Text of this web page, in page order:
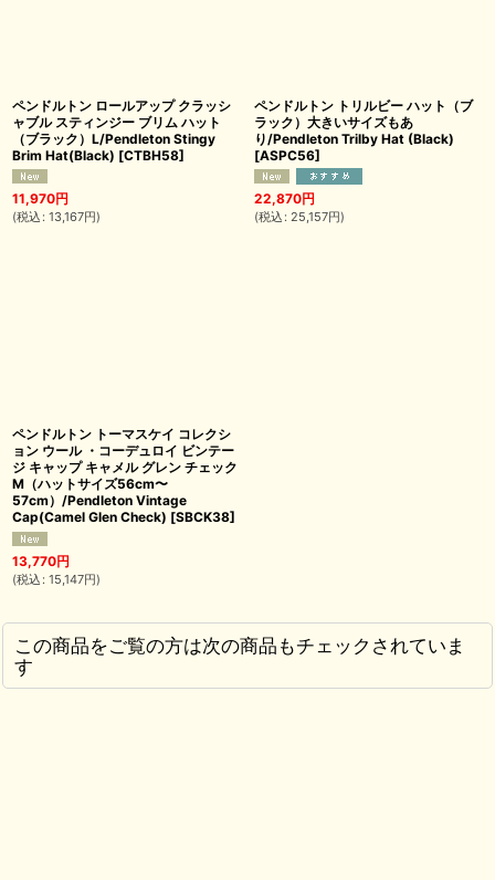
ペンドルトン ロールアップ クラッシ
ャブル スティンジー ブリム ハット
（ブラック）L/Pendleton Stingy
Brim Hat(Black) [CTBH58]
11,970円
(税込 : 13,167円)
ペンドルトン トリルビー ハット（ブ
ラック）大きいサイズもあ
り/Pendleton Trilby Hat (Black)
[ASPC56]
22,870円
(税込 : 25,157円)
ペンドルトン トーマスケイ コレクシ
ョン ウール ・コーデュロイ ビンテー
ジ キャップ キャメル グレン チェック
M（ハットサイズ56cm〜
57cm）/Pendleton Vintage
Cap(Camel Glen Check) [SBCK38]
13,770円
(税込 : 15,147円)
この商品をご覧の方は次の商品もチェックされていま
す